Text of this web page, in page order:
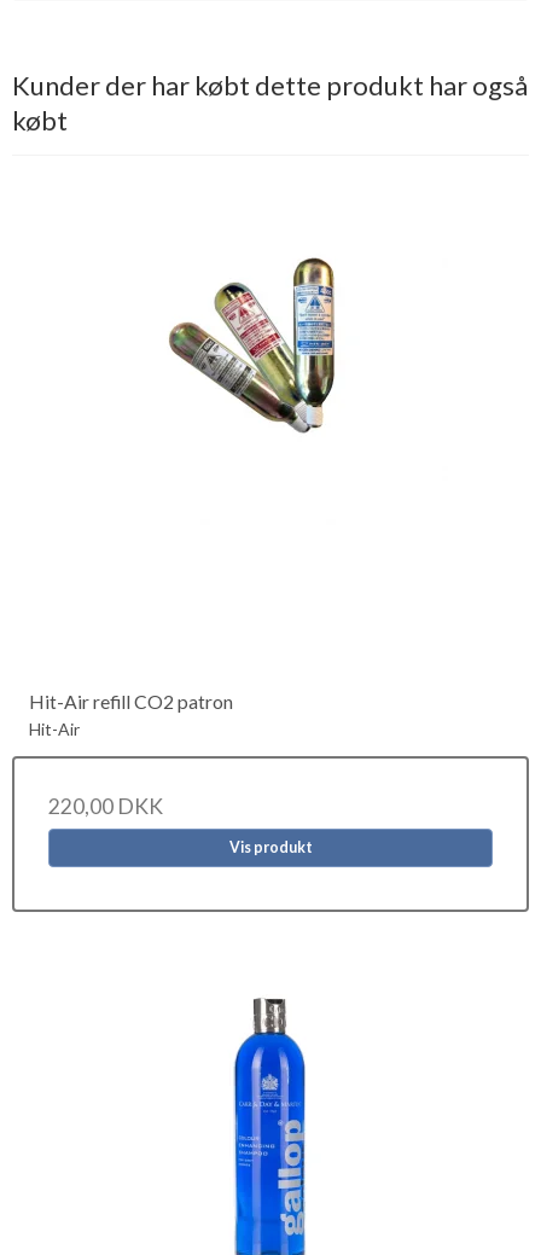
Kunder der har købt dette produkt har også
købt
Hit-Air refill CO2 patron
Hit-Air
220,00 DKK
Vis produkt